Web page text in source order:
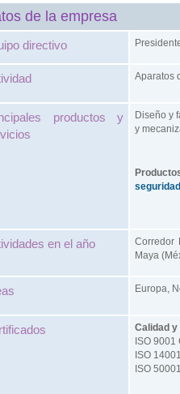
de la empresa
directivo
Aparatos
productos y
Diseño y
y
en el año
Corredor
Maya
Europa,
Calidad y
ISO 9001
ISO
ISO